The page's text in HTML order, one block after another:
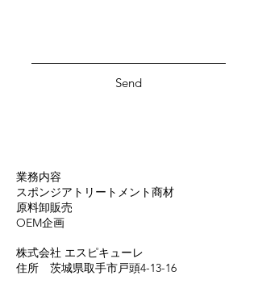
Send
業務内容
スポンジアトリートメント商材
原料卸販売
​OEM企画
株式会社 エスピキューレ
住所 茨城県取手市戸頭4-13-16